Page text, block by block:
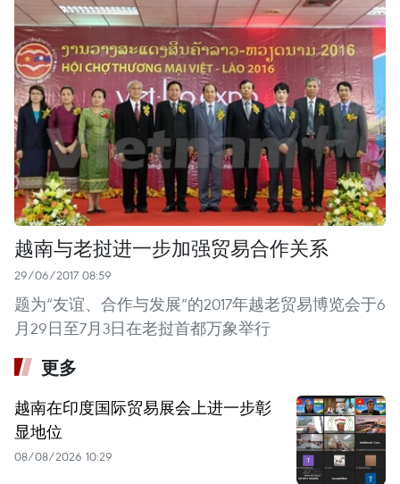
越南与老挝进一步加强贸易合作关系
29/06/2017 08:59
题为“友谊、合作与发展”的2017年越老贸易博览会于6
月29日至7月3日在老挝首都万象举行
更多
越南在印度国际贸易展会上进一步彰
显地位
08/08/2026 10:29